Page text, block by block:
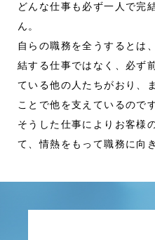
どんな仕事も必ず一人で完
ん。
自らの職務を全うするとは
結する仕事ではなく、必ず
ている他の人たちがおり、
ことで他を支えているのです
そうした仕事によりお客様
て、情熱をもって職務に向